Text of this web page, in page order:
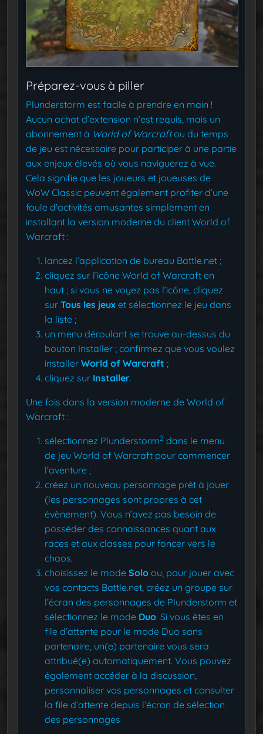
Préparez-vous à piller
Plunderstorm est facile à prendre en main !
Aucun achat d’extension n’est requis, mais un
abonnement à World of Warcraftou du temps
de jeu est nécessaire pour participer à une partie
aux enjeux élevés où vous naviguerez à vue.
Cela signifie que les joueurs et joueuses de
WoW Classic peuvent également profiter d’une
foule d’activités amusantes simplement en
installant la version moderne du client World of
Warcraft :
lancez l’application de bureau Battle.net ;
cliquez sur l’icône World of Warcraft en
haut ; si vous ne voyez pas l’icône, cliquez
sur Tous les jeux et sélectionnez le jeu dans
la liste ;
un menu déroulant se trouve au-dessus du
bouton Installer ; confirmez que vous voulez
installer World of Warcraft ;
cliquez sur Installer.
Une fois dans la version moderne de World of
Warcraft :
sélectionnez Plunderstorm2 dans le menu
de jeu World of Warcraft pour commencer
l’aventure ;
créez un nouveau personnage prêt à jouer
(les personnages sont propres à cet
évènement). Vous n’avez pas besoin de
posséder des connaissances quant aux
races et aux classes pour foncer vers le
chaos.
choisissez le mode Solo ou, pour jouer avec
vos contacts Battle.net, créez un groupe sur
l’écran des personnages de Plunderstorm et
sélectionnez le mode Duo. Si vous êtes en
file d’attente pour le mode Duo sans
partenaire, un(e) partenaire vous sera
attribué(e) automatiquement. Vous pouvez
également accéder à la discussion,
personnaliser vos personnages et consulter
la file d’attente depuis l’écran de sélection
des personnages